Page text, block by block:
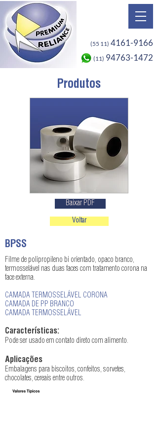
(55 11) 4161-9166
(11) 94763-1472
Produtos
Baixar PDF
Voltar
BPSS
Filme de polipropileno bi orientado, opaco branco,
termosselável nas duas faces com tratamento corona na
face externa.
CAMADA TERMOSSELÁVEL CORONA
CAMADA DE PP BRANCO
CAMADA TERMOSSELÁVEL
Características:
Pode ser usado em contato direto com alimento.
Aplicações
Embalagens para biscoitos, confeitos, sorvetes,
chocolates, cereais entre outros.